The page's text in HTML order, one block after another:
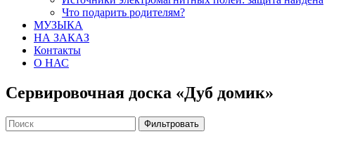
Что подарить родителям?
МУЗЫКА
НА ЗАКАЗ
Контакты
О НАС
Сервировочная доска «Дуб домик»
Фильтровать